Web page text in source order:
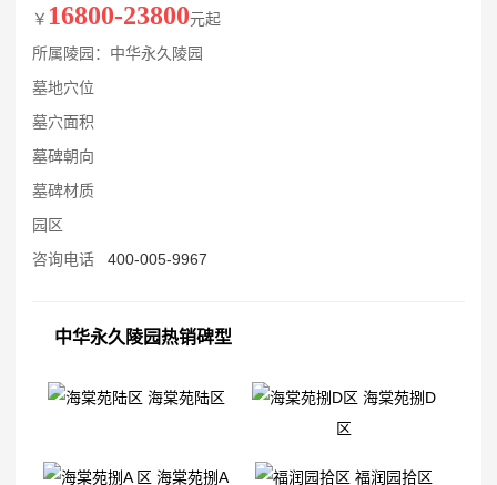
￥ 16800-23800元起
所属陵园：中华永久陵园
墓地穴位
墓穴面积
墓碑朝向
墓碑材质
园区
咨询电话 400-005-9967
中华永久陵园热销碑型
海棠苑陆区
海棠苑捌D
区
海棠苑捌A
福润园拾区